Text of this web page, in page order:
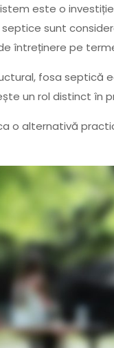
este o
sunt
întreținere pe
fosa
un rol distinct în
o alternativă